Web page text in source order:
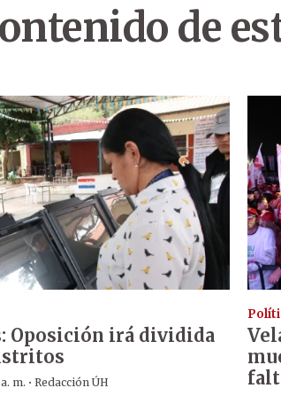
de
Oposición irá dividida
m. · Redacción ÚH